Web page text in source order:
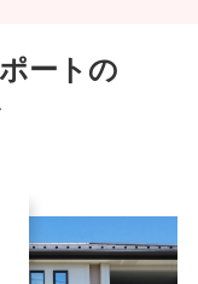
ートの